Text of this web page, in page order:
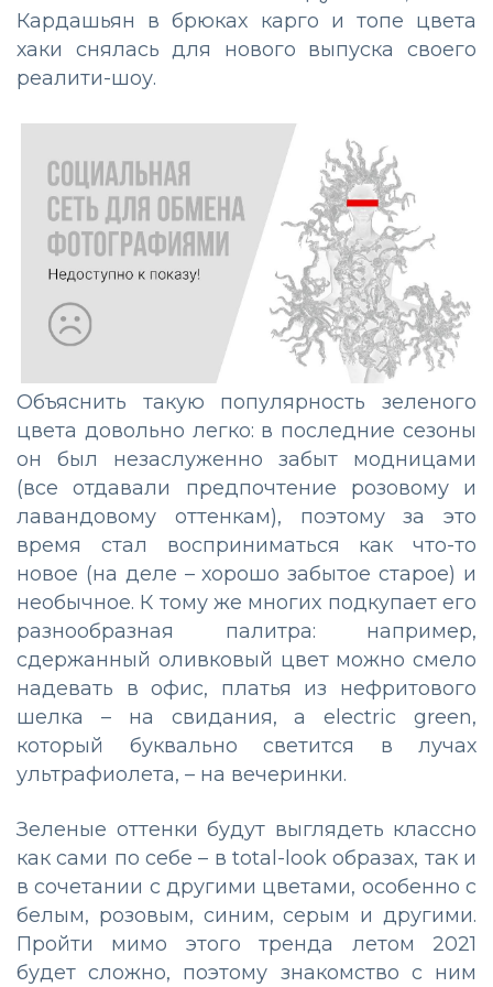
Кардашьян в брюках карго и топе цвета
хаки снялась для нового выпуска своего
реалити-шоу.
Объяснить такую популярность зеленого
цвета довольно легко: в последние сезоны
он был незаслуженно забыт модницами
(все отдавали предпочтение розовому и
лавандовому оттенкам), поэтому за это
время стал восприниматься как что-то
новое (на деле – хорошо забытое старое) и
необычное. К тому же многих подкупает его
разнообразная палитра: например,
сдержанный оливковый цвет можно смело
надевать в офис, платья из нефритового
шелка – на свидания, а electric green,
который буквально светится в лучах
ультрафиолета, – на вечеринки.
Зеленые оттенки будут выглядеть классно
как сами по себе – в total-look образах, так и
в сочетании с другими цветами, особенно с
белым, розовым, синим, серым и другими.
Пройти мимо этого тренда летом 2021
будет сложно, поэтому знакомство с ним